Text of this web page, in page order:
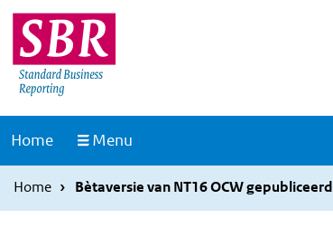
Overslaan
en
naar
Overslaan
en
naar
homepage
Home Menu
Home Bètaversie van NT16 OCW gepubliceerd